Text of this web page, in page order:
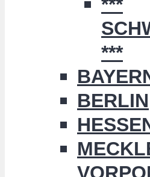
***
BERLIN